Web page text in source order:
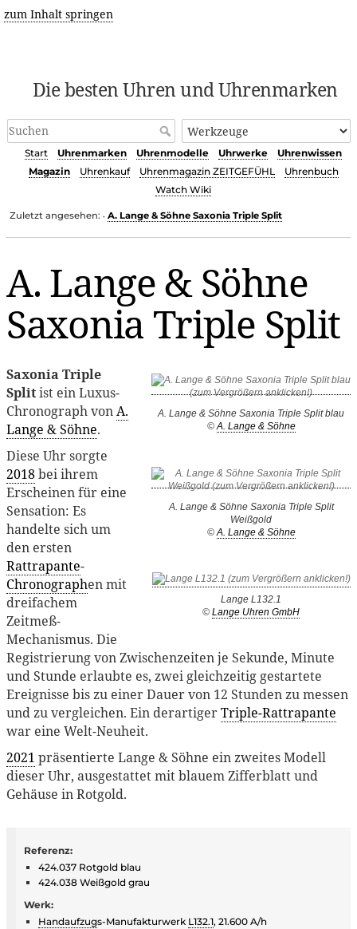
zum Inhalt springen
Die besten Uhren und Uhrenmarken
Start Uhrenmarken Uhrenmodelle Uhrwerke
Uhrenwissen
Magazin
Uhrenkauf Uhrenmagazin ZEITGEFÜHL
Uhrenbuch
Watch Wiki
Zuletzt angesehen: • A. Lange & Söhne Saxonia Triple Split
A. Lange & Söhne
Saxonia Triple Split
A. Lange & Söhne Saxonia Triple Split blau
©A. Lange & Söhne
A. Lange & Söhne Saxonia Triple Split
Weißgold
© A. Lange & Söhne
Lange L132.1
© Lange Uhren GmbH
Saxonia Triple
Splitist ein Luxus-
Chronograph vonA.
Lange & Söhne.
Diese Uhr sorgte
2018bei ihrem
Erscheinen für eine
Sensation: Es
handelte sich um
den ersten
Rattrapante-
Chronographen mit
dreifachem
Zeitmeß-
Mechanismus. Die
Registrierung von Zwischenzeiten je Sekunde, Minute
und Stunde erlaubte es, zwei gleichzeitig gestartete
Ereignisse bis zu einer Dauer von 12 Stunden zu messen
und zu vergleichen. Ein derartigerTriple-Rattrapante
war eine Welt-Neuheit.
2021 präsentierte Lange & Söhne ein zweites Modell
dieser Uhr, ausgestattet mit blauem Zifferblatt und
Gehäuse in Rotgold.
Referenz:
424.037 Rotgold blau
424.038 Weißgold grau
Werk:
Handaufzugs-Manufakturwerk L132.1, 21.600 A/h